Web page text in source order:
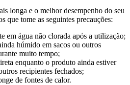
longa e o melhor desempenho do seu
que tome as seguintes precauções:
em água não clorada após a utilização;
húmido em sacos ou outros
muito tempo;
enquanto o produto ainda estiver
recipientes fechados;
de fontes de calor.